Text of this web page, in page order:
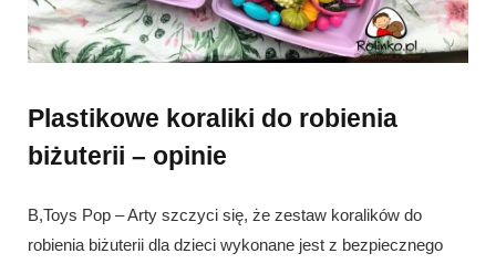
Plastikowe koraliki do robienia
biżuterii – opinie
B,Toys Pop – Arty szczyci się, że zestaw koralików do
robienia biżuterii dla dzieci wykonane jest z bezpiecznego